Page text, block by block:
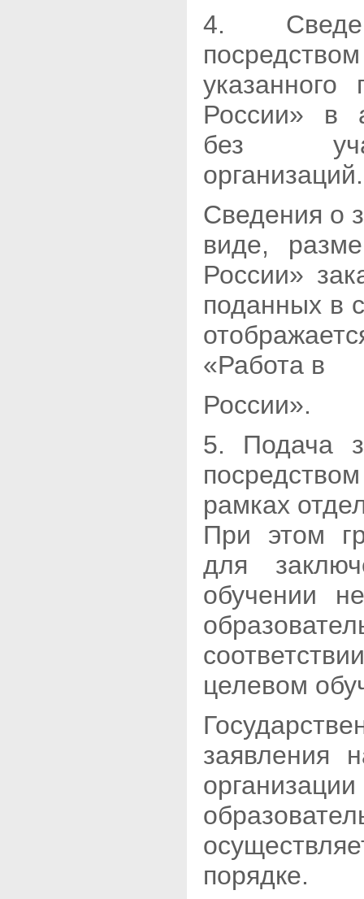
4.
России» в
без
организаций.
Сведения о
виде,
России»
поданных в
«Работа в
России».
5. Подача
рамках
При этом
для
обучении
целевом
заявления
порядке.